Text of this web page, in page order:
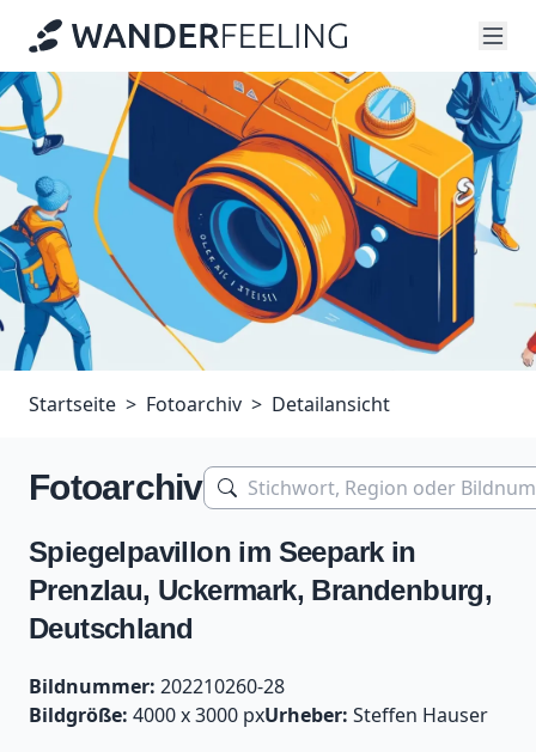
Startseite Fotoarchiv Detailansicht
Fotoarchiv
Spiegelpavillon im Seepark in
Prenzlau, Uckermark, Brandenburg,
Deutschland
Bildnummer: 202210260-28
Bildgröße: 4000 x 3000 pxUrheber: Steffen Hauser